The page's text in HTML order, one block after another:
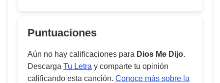
Puntuaciones
Aún no hay calificaciones para Dios Me Dijo.
Descarga Tu Letra y comparte tu opinión
calificando esta canción. Conoce más sobre la